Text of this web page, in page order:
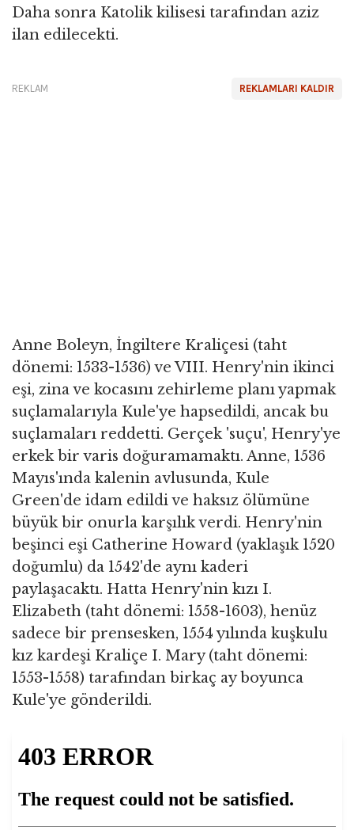
Daha sonra Katolik kilisesi tarafından aziz
ilan edilecekti.
REKLAMLARI KALDIR
REKLAM
Anne Boleyn, İngiltere Kraliçesi (taht
dönemi: 1533-1536) ve VIII. Henry'nin ikinci
eşi, zina ve kocasını zehirleme planı yapmak
suçlamalarıyla Kule'ye hapsedildi, ancak bu
suçlamaları reddetti. Gerçek 'suçu', Henry'ye
erkek bir varis doğuramamaktı. Anne, 1536
Mayıs'ında kalenin avlusunda, Kule
Green'de idam edildi ve haksız ölümüne
büyük bir onurla karşılık verdi. Henry'nin
beşinci eşi Catherine Howard (yaklaşık 1520
doğumlu) da 1542'de aynı kaderi
paylaşacaktı. Hatta Henry'nin kızı I.
Elizabeth (taht dönemi: 1558-1603), henüz
sadece bir prensesken, 1554 yılında kuşkulu
kız kardeşi Kraliçe I. Mary (taht dönemi:
1553-1558) tarafından birkaç ay boyunca
Kule'ye gönderildi.